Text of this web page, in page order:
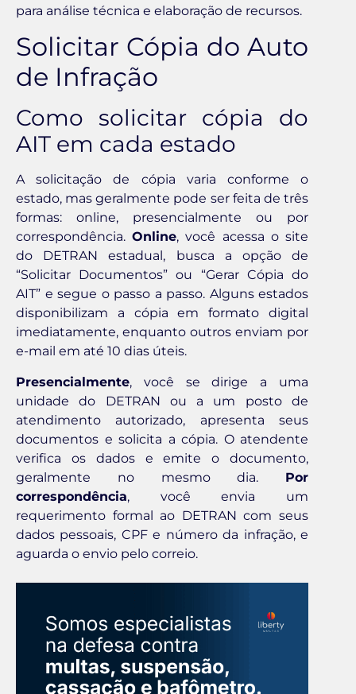
para análise técnica e elaboração de recursos.
Solicitar Cópia do Auto
de Infração
Como solicitar cópia do
AIT em cada estado
A solicitação de cópia varia conforme o
estado, mas geralmente pode ser feita de três
formas: online, presencialmente ou por
correspondência.Online, você acessa o site
do DETRAN estadual, busca a opção de
“Solicitar Documentos” ou “Gerar Cópia do
AIT” e segue o passo a passo. Alguns estados
disponibilizam a cópia em formato digital
imediatamente, enquanto outros enviam por
e-mail em até 10 dias úteis.
Presencialmente, você se dirige a uma
unidade do DETRAN ou a um posto de
atendimento autorizado, apresenta seus
documentos e solicita a cópia. O atendente
verifica os dados e emite o documento,
geralmente no mesmo dia. Por
correspondência, você envia um
requerimento formal ao DETRAN com seus
dados pessoais, CPF e número da infração, e
aguarda o envio pelo correio.